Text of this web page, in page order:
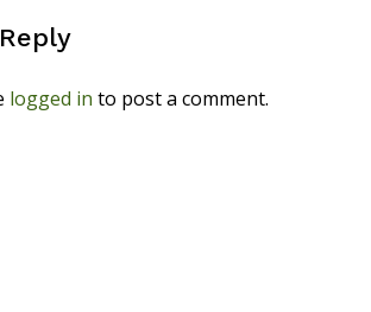
logged in to post a comment.